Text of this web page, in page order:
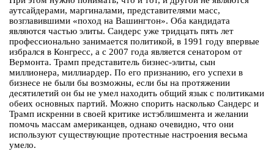
аутсайдерами, маргиналами, представителями масс,
возглавившими «поход на Вашингтон». Оба кандидата
являются частью элиты. Сандерс уже тридцать пять лет
профессионально занимается политикой, в 1991 году впервые
избрался в Конгресс, а с 2007 года является сенатором от
Вермонта. Трамп представитель бизнес-элиты, сын
миллионера, миллиардер. По его признанию, его успехи в
бизнесе не были бы возможны, если бы на протяжении
десятилетий он бы не умел находить общий язык с политиками
обеих основных партий. Можно спорить насколько Сандерс и
Трамп искренни в своей критике истэблишмента и желании
помочь массам американцев, однако очевидно, что они
используют существующие протестные настроения весьма
умело.